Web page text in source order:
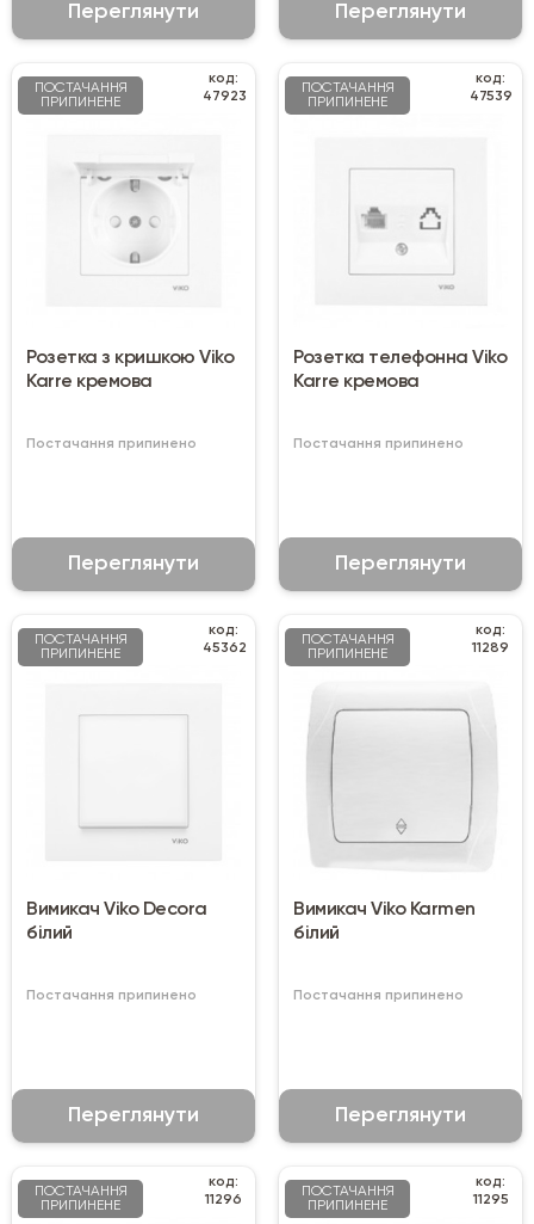
Переглянути Переглянути
ПОСТАЧАННЯ
ПРИПИНЕНЕ
код:
47923
Розетка з кришкою Viko
Karre кремова
Постачання припинено
Переглянути
ПОСТАЧАННЯ
ПРИПИНЕНЕ
код:
47539
Розетка телефонна Viko
Karre кремова
Постачання припинено
Переглянути
ПОСТАЧАННЯ
ПРИПИНЕНЕ
код:
45362
Вимикач Viko Decora
білий
Постачання припинено
Переглянути
ПОСТАЧАННЯ
ПРИПИНЕНЕ
код:
11289
Вимикач Viko Karmen
білий
Постачання припинено
Переглянути
ПОСТАЧАННЯ
ПРИПИНЕНЕ
код:
11296
ПОСТАЧАННЯ
ПРИПИНЕНЕ
код:
11295